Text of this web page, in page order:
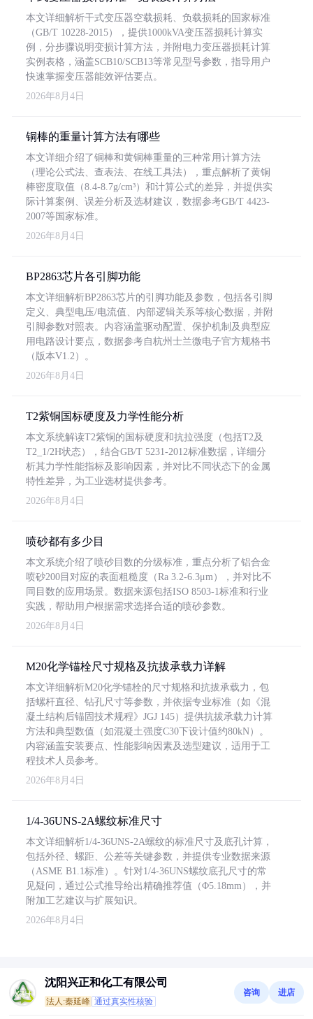
本文详细解析干式变压器空载损耗、负载损耗的国家标准
（GB/T 10228-2015），提供1000kVA变压器损耗计算实
例，分步骤说明变损计算方法，并附电力变压器损耗计算
实例表格，涵盖SCB10/SCB13等常见型号参数，指导用户
快速掌握变压器能效评估要点。
2026年8月4日
铜棒的重量计算方法有哪些
本文详细介绍了铜棒和黄铜棒重量的三种常用计算方法
（理论公式法、查表法、在线工具法），重点解析了黄铜
棒密度取值（8.4-8.7g/cm³）和计算公式的差异，并提供实
际计算案例、误差分析及选材建议，数据参考GB/T 4423-
2007等国家标准。
2026年8月4日
BP2863芯片各引脚功能
本文详细解析BP2863芯片的引脚功能及参数，包括各引脚
定义、典型电压/电流值、内部逻辑关系等核心数据，并附
引脚参数对照表。内容涵盖驱动配置、保护机制及典型应
用电路设计要点，数据参考自杭州士兰微电子官方规格书
（版本V1.2）。
2026年8月4日
T2紫铜国标硬度及力学性能分析
本文系统解读T2紫铜的国标硬度和抗拉强度（包括T2及
T2_1/2H状态），结合GB/T 5231-2012标准数据，详细分
析其力学性能指标及影响因素，并对比不同状态下的金属
特性差异，为工业选材提供参考。
2026年8月4日
喷砂都有多少目
本文系统介绍了喷砂目数的分级标准，重点分析了铝合金
喷砂200目对应的表面粗糙度（Ra 3.2-6.3μm），并对比不
同目数的应用场景。数据来源包括ISO 8503-1标准和行业
实践，帮助用户根据需求选择合适的喷砂参数。
2026年8月4日
M20化学锚栓尺寸规格及抗拔承载力详解
本文详细解析M20化学锚栓的尺寸规格和抗拔承载力，包
括螺杆直径、钻孔尺寸等参数，并依据专业标准（如《混
凝土结构后锚固技术规程》JGJ 145）提供抗拔承载力计算
方法和典型数值（如混凝土强度C30下设计值约80kN）。
内容涵盖安装要点、性能影响因素及选型建议，适用于工
程技术人员参考。
2026年8月4日
1/4-36UNS-2A螺纹标准尺寸
本文详细解析1/4-36UNS-2A螺纹的标准尺寸及底孔计算，
包括外径、螺距、公差等关键参数，并提供专业数据来源
（ASME B1.1标准）。针对1/4-36UNS螺纹底孔尺寸的常
见疑问，通过公式推导给出精确推荐值（Φ5.18mm），并
附加工艺建议与扩展知识。
2026年8月4日
沈阳兴正和化工有限公司
法人:秦延峰 通过真实性核验
咨询 进店